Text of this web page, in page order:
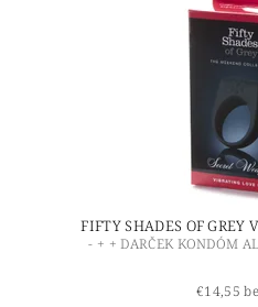
FIFTY SHADES OF GREY
- + + DARČEK KONDÓM
€14,55